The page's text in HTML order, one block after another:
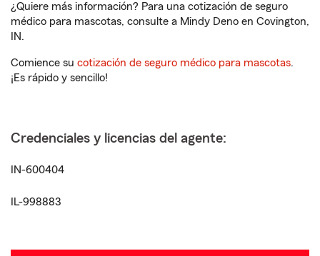
¿Quiere más información? Para una cotización de seguro
médico para mascotas, consulte a Mindy Deno en Covington,
IN.
Comience su cotización de seguro médico para mascotas.
¡Es rápido y sencillo!
Credenciales y licencias del agente:
IN-600404
IL-998883